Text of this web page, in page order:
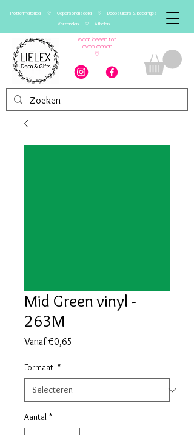
Plottermateriaal ♡ Gepersonaliseerd ♡ Doopsuikers & bedankjes
Verzenden ♡ Afhalen
Waar ideeën tot
leven komen
♡
Mid Green vinyl -
263M
Vanaf€0,65
Formaat *
Aantal *